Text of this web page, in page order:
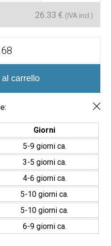
26.33 € (IVA incl.)
carrello
Giorni
5-9 giorni ca.
3-5 giorni ca.
4-6 giorni ca.
5-10 giorni ca.
5-10 giorni ca.
6-9 giorni ca.